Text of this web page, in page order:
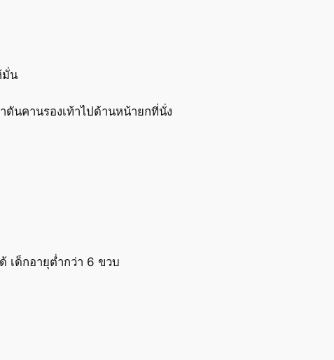
มั่น
นคานรองเท้าไปด้านหน้ายกที่นั่ง
เด็กอายุต่ำกว่า 6 ขวบ